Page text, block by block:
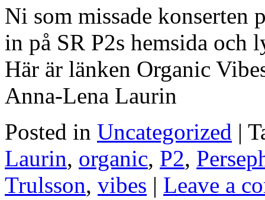
Ni som missade konserten
in på SR P2s hemsida och
Här är länken Organic
Anna-Lena Laurin
Posted in Uncategorized |
Laurin, organic, P2,
Trulsson, vibes | Leave a